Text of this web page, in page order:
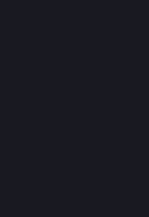
Reembolsos en compras
Steam ofrecerá reembolsos
cualquier juego desarrollado
horas tras su adquisición,
sido consumido, modificado
tendrán la opción de activar
adquiridos dentro de sus
Steam te informará en el
desarrollador ha optado por
que vas a adquirir. De lo
de juegos no desarrollados
Reembolsos de títulos